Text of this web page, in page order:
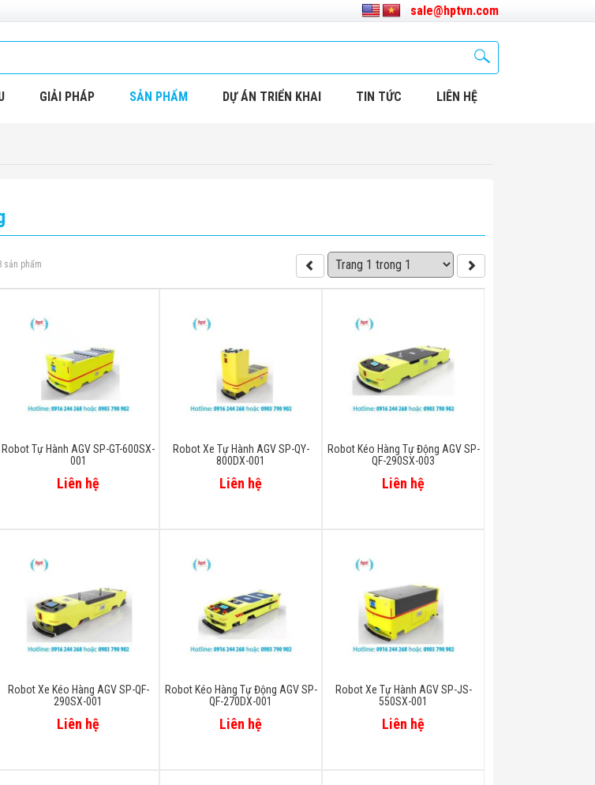
sale@hptvn.com
GIẢI PHÁP SẢN PHẨM DỰ ÁN TRIỂN KHAI TIN TỨC LIÊN HỆ
sản phẩm
Robot Tự Hành AGV SP-GT-600SX-
001
Liên hệ
Robot Xe Tự Hành AGV SP-QY-
800DX-001
Liên hệ
Robot Kéo Hàng Tự Động AGV SP-
QF-290SX-003
Liên hệ
Robot Xe Kéo Hàng AGV SP-QF-
290SX-001
Liên hệ
Robot Kéo Hàng Tự Động AGV SP-
QF-270DX-001
Liên hệ
Robot Xe Tự Hành AGV SP-JS-
550SX-001
Liên hệ